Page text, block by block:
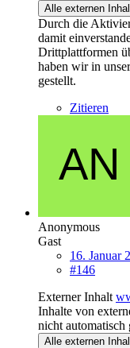
Alle externen
Durch die
damit
Drittplattformen
haben wir in
gestellt.
Zitieren
Anonymous
Gast
16. Januar
#146
Externer Inhalt
Inhalte von
nicht automatisch
Alle externen